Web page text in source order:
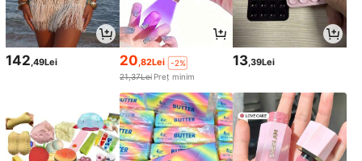
142,49Lei 20,82Lei
-2%
21,37Lei Preț minim
13,39Lei